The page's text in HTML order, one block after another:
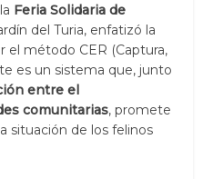
Feria Solidaria de
del Turia, enfatizó la
método CER (Captura,
es un sistema que, junto
entre el
comunitarias, promete
situación de los felinos